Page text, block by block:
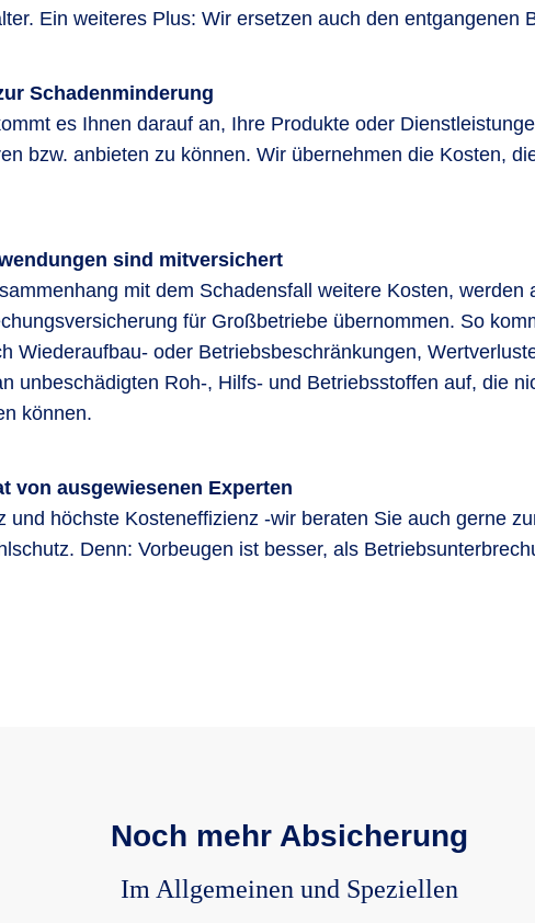
Ein weiteres Plus: Wir ersetzen auch den entgangenen
Schadenminderung
es Ihnen darauf an, Ihre Produkte oder
bzw. anbieten zu können. Wir übernehmen die Kosten,
sind mitversichert
mit dem Schadensfall weitere Kosten, werden
für Großbetriebe übernommen. So
Wiederaufbau- oder Betriebsbeschränkungen,
unbeschädigten Roh-, Hilfs- und Betriebsstoffen auf, die
können.
von ausgewiesenen Experten
und höchste Kosteneffizienz -wir beraten Sie auch gerne
Denn: Vorbeugen ist besser, als
Noch mehr Absicherung
Im Allgemeinen und Speziellen